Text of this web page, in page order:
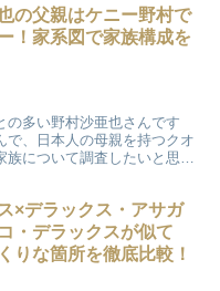
の父親はケニー野村で
！家系図で家族構成を
の多い野村沙亜也さんです
で、日本人の母親を持つクオ
族について調査したいと思い
×デラックス・アサガ
・デラックスが似て
りな箇所を徹底比較！